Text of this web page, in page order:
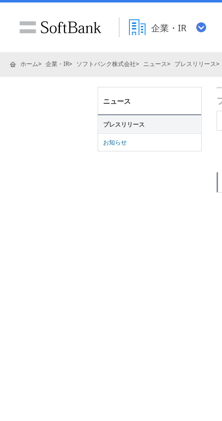
企業・IR
ホーム 企業・IR ソフトバンク株式会社 ニュース プレスリリース
ニュース
プレスリリース
お知らせ